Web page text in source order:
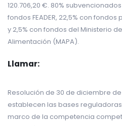
120.706,20 €. 80%
fondos FEADER, 22,5% con
y 2,5% con fondos del Ministerio
Alimentación (MAPA).
Llamar:
Resolución de 30 de diciembre de
establecen las bases
marco de la competencia